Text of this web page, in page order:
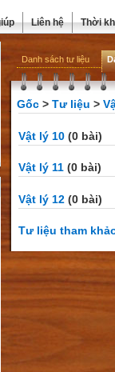
Liên hệ Thời
Danh sách tư liệu
Gốc > Tư liệu >
Vật lý 10 (0 bài)
Vật lý 11 (0 bài)
Vật lý 12 (0 bài)
Tư liệu tham